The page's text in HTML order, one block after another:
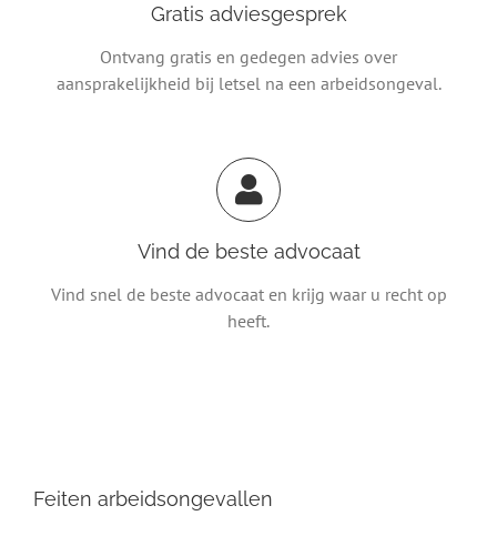
Gratis adviesgesprek
Ontvang gratis en gedegen advies over
aansprakelijkheid bij letsel na een arbeidsongeval.
Vind de beste advocaat
Vind snel de beste advocaat en krijg waar u recht op
heeft.
Feiten arbeidsongevallen